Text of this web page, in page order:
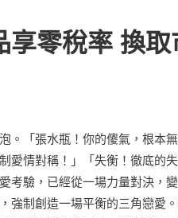
零稅率 換
。「張水瓶！你的傻氣，根本
愛情對稱！」「失衡！徹底的
考驗，已經從一場力量對決，
強制創造一場平衡的三角戀愛